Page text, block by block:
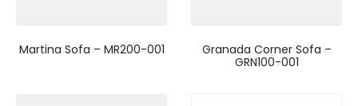
Martina Sofa – MR200-001
Granada Corner Sofa –
GRN100-001